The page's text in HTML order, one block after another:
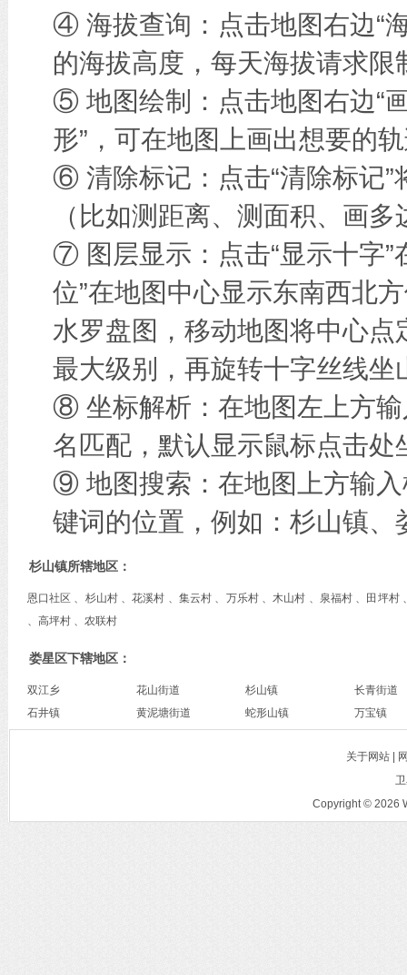
④ 海拔查询：点击地图右边“
的海拔高度，每天海拔请求
⑤ 地图绘制：点击地图右边“画
形”，可在地图上画出想要的
⑥ 清除标记：点击“清除标记
（比如测距离、测面积、画多
⑦ 图层显示：点击“显示十字”
位”在地图中心显示东南西北
水罗盘图，移动地图将中心
最大级别，再旋转十字丝线坐
⑧ 坐标解析：在地图左上方
名匹配，默认显示鼠标点击处
⑨ 地图搜索：在地图上方输
键词的位置，例如：杉山镇、
杉山镇所辖地区：
恩口社区 、杉山村 、花溪村 、集云村 、万乐村 、木山村 、泉福村 、田坪
、高坪村 、农联村
娄星区下辖地区：
双江乡 花山街道 杉山镇
长青街道
石井镇
黄泥塘街道 蛇形山镇 万宝镇
关于网站 |
Copyright © 2026